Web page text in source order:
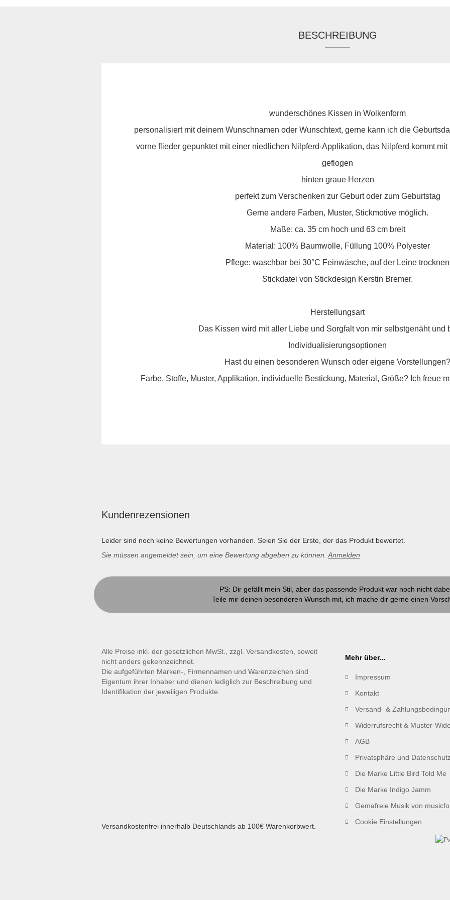
BESCHREIBUNG
wunderschönes Kissen in Wolkenform
personalisiert mit deinem Wunschnamen oder Wunschtext, gerne kann ich die
vorne flieder gepunktet mit einer niedlichen Nilpferd-Applikation, das Nilpferd kommt
geflogen
hinten graue Herzen
perfekt zum Verschenken zur Geburt oder zum Geburtstag
Gerne andere Farben, Muster, Stickmotive möglich.
Maße: ca. 35 cm hoch und 63 cm breit
Material: 100% Baumwolle, Füllung 100% Polyester
Pflege: waschbar bei 30°C Feinwäsche, auf der Leine trocknen
Stickdatei von Stickdesign Kerstin Bremer.
Herstellungsart
Das Kissen wird mit aller Liebe und Sorgfalt von mir selbstgenäht und
Individualisierungsoptionen
Hast du einen besonderen Wunsch oder eigene Vorstellungen?
Farbe, Stoffe, Muster, Applikation, individuelle Bestickung, Material, Größe? Ich freue
Kundenrezensionen
Leider sind noch keine Bewertungen vorhanden. Seien Sie der Erste, der das Produkt bewertet.
Sie müssen angemeldet sein, um eine Bewertung abgeben zu können. Anmelden
PS: Dir gefällt mein Stil, aber das passende Produkt war noch nicht
Teile mir deinen besonderen Wunsch mit, ich mache dir gerne einen
Alle Preise inkl. der gesetzlichen MwSt., zzgl. Versandkosten, soweit
nicht anders gekennzeichnet.
Die aufgeführten Marken-, Firmennamen und Warenzeichen sind
Eigentum ihrer Inhaber und dienen lediglich zur Beschreibung und
Identifikation der jeweiligen Produkte.
Mehr über...
Impressum
Kontakt
Versand- &
Widerrufsrecht & Muster-
AGB
Privatsphäre und Datenschutz
Die Marke Little Bird Told Me
Die Marke Indigo Jamm
Gemafreie Musik von
Cookie Einstellungen
Versandkostenfrei innerhalb Deutschlands ab 100€ Warenkorbwert.